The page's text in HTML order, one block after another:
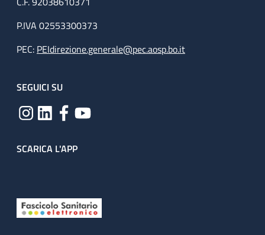
P.IVA 02553300373
PEC: PEIdirezione.generale@pec.aosp.bo.it
SEGUICI SU
SCARICA L'APP